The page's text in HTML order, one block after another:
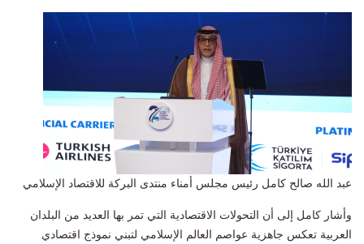
عبد الله صالح كامل رئيس مجلس أمناء منتدى البركة للاقتصاد الإسلامي
وأشار كامل إلى أن التحولات الاقتصادية التي تمر بها العديد من البلدان
العربية تعكس جاهزية عواصم العالم الإسلامي لتبني نموذج اقتصادي